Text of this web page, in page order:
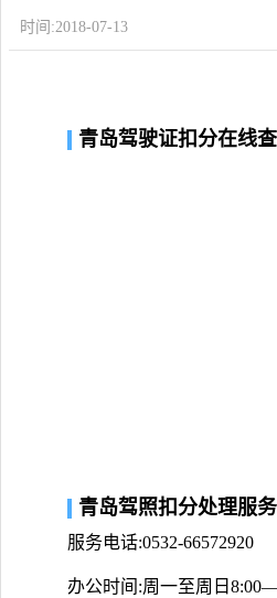
时间:2018-07-13
青岛驾驶证扣分在线
青岛驾照扣分处理服
服务电话:0532-66572920
办公时间:周一至周日